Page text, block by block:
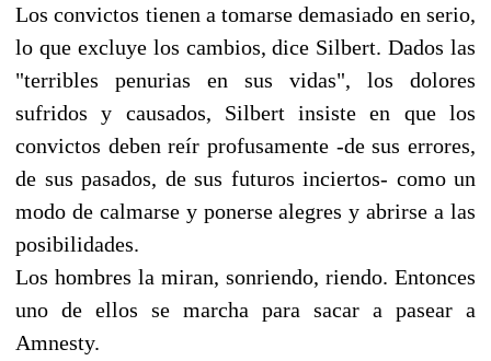
Los convictos tienen a tomarse demasiado en serio,
lo que excluye los cambios, dice Silbert. Dados las
"terribles penurias en sus vidas", los dolores
sufridos y causados, Silbert insiste en que los
convictos deben reír profusamente -de sus errores,
de sus pasados, de sus futuros inciertos- como un
modo de calmarse y ponerse alegres y abrirse a las
posibilidades.
Los hombres la miran, sonriendo, riendo. Entonces
uno de ellos se marcha para sacar a pasear a
Amnesty.